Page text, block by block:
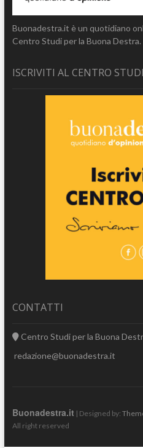
Buonadestra.it è un quotidiano
Centro Studi per la Buona Destra.
ISCRIVITI AL CENTRO STUDI
CONTATTI
Centro Studi per la Buona
redazione@buonadestra.it
Buonadestra.it | Designed by:
All right reserved